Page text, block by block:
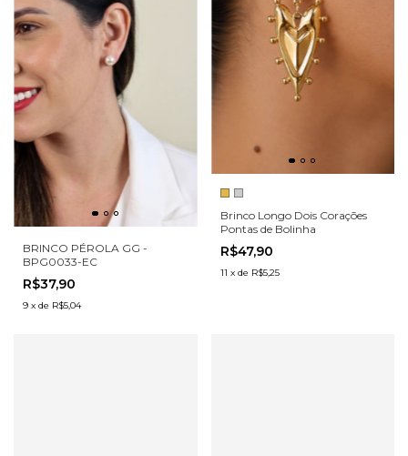
BRINCO PÉROLA GG -
BPG0033-EC
R$37,90
9 x de R$5,04
Brinco Longo Dois Corações
Pontas de Bolinha
R$47,90
11 x de R$5,25